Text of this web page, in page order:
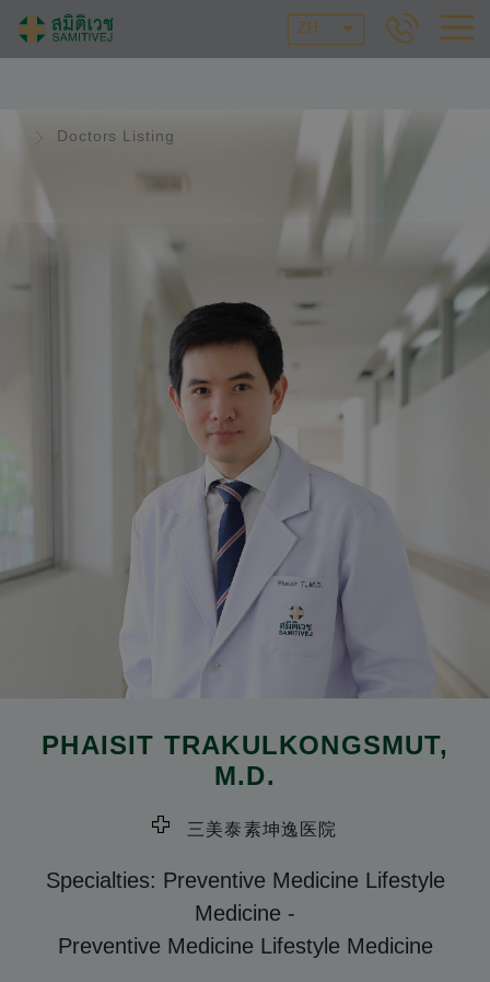
ZH
Doctors Listing
PHAISIT TRAKULKONGSMUT,
M.D.
三美泰素坤逸医院
Specialties: Preventive Medicine Lifestyle
Medicine -
Preventive Medicine Lifestyle Medicine